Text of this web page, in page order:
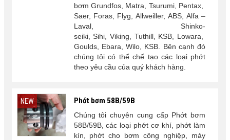
bơm Grundfos, Matra, Tsurumi, Pentax,
Saer, Foras, Flyg, Allweiller, ABS, Alfa –
Laval, Shinko-
seiki, Sihi, Viking, Tuthill, KSB, Lowara,
Goulds, Ebara, Wilo, KSB. Bên cạnh đó
chúng tôi có thể chế tạo các loại phớt
theo yêu cầu của quý khách hàng.
NEW Phớt bơm 58B/59B
Chúng tôi chuyên cung cấp Phớt bơm
58B/59B, các loại phớt cơ khí, phớt làm
kín, phớt cho bơm công nghiệp, máy